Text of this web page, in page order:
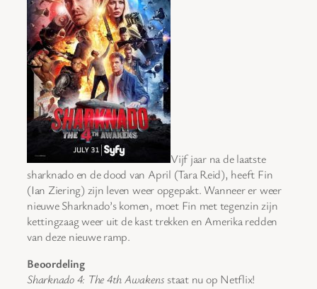
Vijf jaar na de laatste
sharknado en de dood van April (Tara Reid), heeft Fin
(Ian Ziering) zijn leven weer opgepakt. Wanneer er weer
nieuwe Sharknado’s komen, moet Fin met tegenzin zijn
kettingzaag weer uit de kast trekken en Amerika redden
van deze nieuwe ramp.
Beoordeling
Sharknado 4: The 4th Awakensstaat nu op Netflix!